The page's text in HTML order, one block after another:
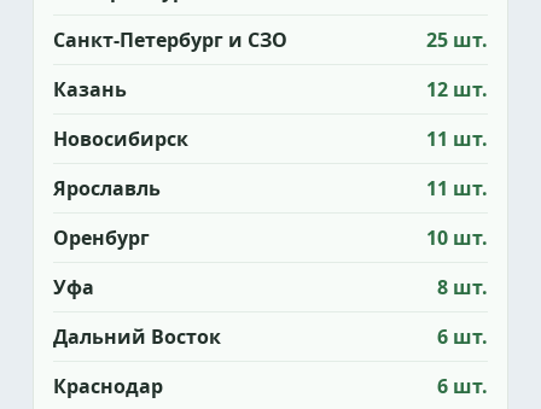
Санкт-Петербург и СЗО
25 шт.
Казань
12 шт.
Новосибирск
11 шт.
Ярославль
11 шт.
Оренбург
10 шт.
Уфа
8 шт.
Дальний Восток
6 шт.
Краснодар
6 шт.